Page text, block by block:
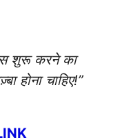
शुरू करने का
होना चाहिए!”